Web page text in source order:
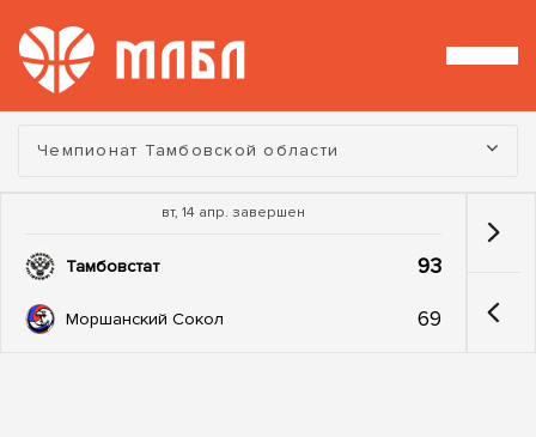
Турнир:
Чемпионат Тамбовской области
вт, 14 апр. завершен
Тамбовстат 93
Моршанский Сокол 69